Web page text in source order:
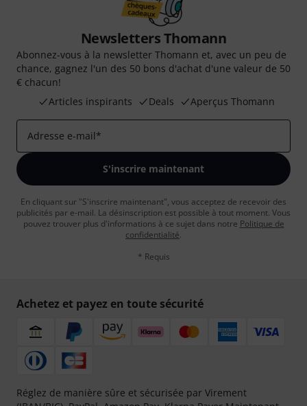
Newsletters Thomann
Abonnez-vous à la newsletter Thomann et, avec un peu de
chance, gagnez l'un des 50 bons d'achat d'une valeur de 50
€ chacun!
Articles inspirants
Deals Aperçus Thomann
Adresse e-mail*
S'inscrire maintenant
En cliquant sur "S'inscrire maintenant", vous acceptez de recevoir des
publicités par e-mail. La désinscription est possible à tout moment. Vous
pouvez trouver plus d'informations à ce sujet dans notre Politique de
confidentialité.
* Requis
Achetez et payez en toute sécurité
Réglez de manière sûre et sécurisée par Virement